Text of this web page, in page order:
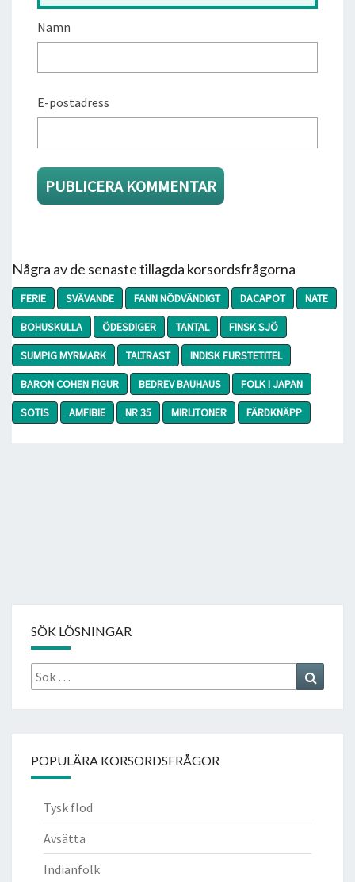
Namn
E-postadress
Några av de senaste tillagda korsordsfrågorna
FERIE SVÄVANDE FANN NÖDVÄNDIGT DACAPOT
NATE
BOHUSKULLA
ÖDESDIGER TANTAL
FINSK SJÖ
SUMPIG MYRMARK
TALTRAST
INDISK FURSTETITEL
BARON COHEN FIGUR
BEDREV BAUHAUS
FOLK I JAPAN
SOTIS
AMFIBIE NR 35 MIRLITONER FÄRDKNÄPP
SÖK LÖSNINGAR
Sök
efter:
POPULÄRA KORSORDSFRÅGOR
Tysk flod
Avsätta
Indianfolk